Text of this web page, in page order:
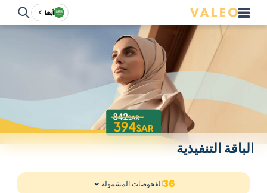
أبها
الباقة التنفيذية
36الفحوصات المشمولة